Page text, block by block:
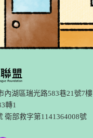
內湖區瑞光路583巷21號7樓
轉1
衛部救字第1141364008號